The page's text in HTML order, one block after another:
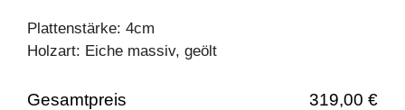
Plattenstärke: 4cm
Holzart: Eiche massiv, geölt
Gesamtpreis 319,00 €